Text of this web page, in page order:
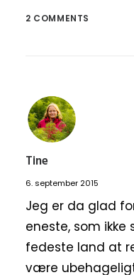
2 COMMENTS
Tine
6. september 2015
Jeg er da glad
eneste, som
fedeste land at
være